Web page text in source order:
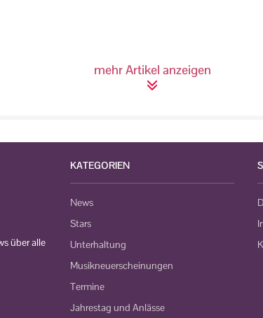
mehr Artikel anzeigen
über alle
KATEGORIEN
News
Stars
Unterhaltung
Musikneuerscheinungen
Termine
Jahrestag und Anlässe